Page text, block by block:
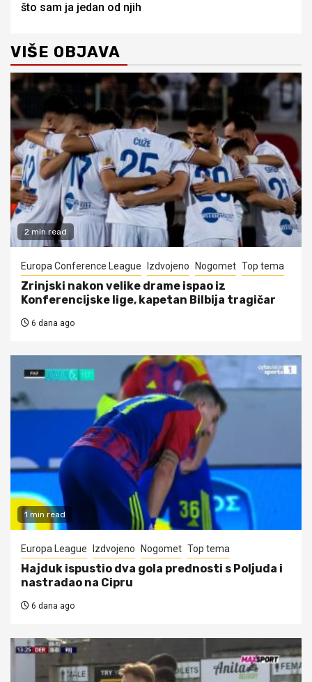
što sam ja jedan od njih
VIŠE OBJAVA
2 min read
Europa Conference League Izdvojeno Nogomet Top tema
Zrinjski nakon velike drame ispao iz
Konferencijske lige, kapetan Bilbija tragičar
6 dana ago
1 min read
Europa League Izdvojeno Nogomet Top tema
Hajduk ispustio dva gola prednosti s Poljuda i
nastradao na Cipru
6 dana ago